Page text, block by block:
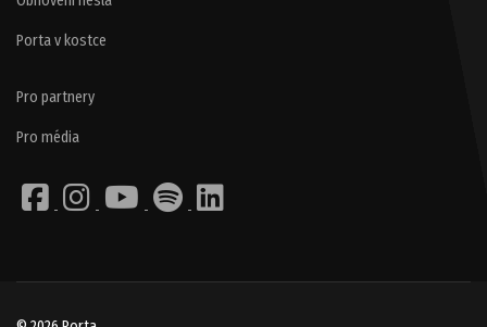
Porta v kostce
Pro partnery
Pro média